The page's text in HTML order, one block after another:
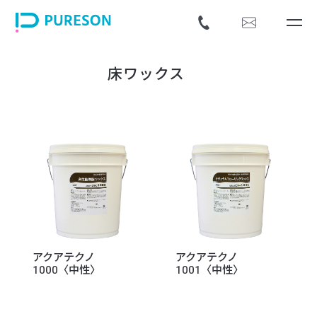
床ワックス
アクアテクノ
1000〈中性〉
アクアテクノ
1001〈中性〉